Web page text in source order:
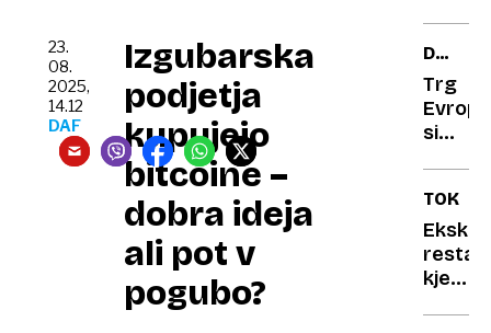
Izgubarska
podjetja
kupujejo
bitcoine –
dobra ideja
ali pot v
pogubo?
23.
08.
2025,
14.12
DAF
suši
DOBRE
Trg
TOKIO
kjer